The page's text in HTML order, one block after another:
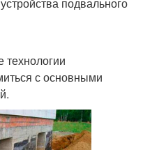
подвального
технологии
с основными